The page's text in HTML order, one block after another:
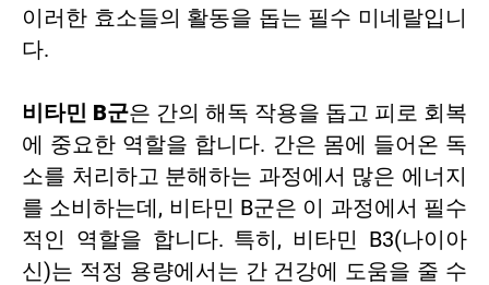
이러한 효소들의 활동을 돕는 필수 미네랄입니
다.
비타민 B군은 간의 해독 작용을 돕고 피로 회복
에 중요한 역할을 합니다. 간은 몸에 들어온 독
소를 처리하고 분해하는 과정에서 많은 에너지
를 소비하는데, 비타민 B군은 이 과정에서 필수
적인 역할을 합니다. 특히, 비타민 B3(나이아
신)는 적정 용량에서는 간 건강에 도움을 줄 수